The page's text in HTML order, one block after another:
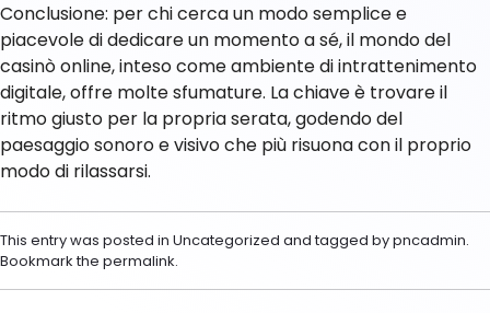
Conclusione: per chi cerca un modo semplice e
piacevole di dedicare un momento a sé, il mondo del
casinò online, inteso come ambiente di intrattenimento
digitale, offre molte sfumature. La chiave è trovare il
ritmo giusto per la propria serata, godendo del
paesaggio sonoro e visivo che più risuona con il proprio
modo di rilassarsi.
This entry was posted in Uncategorized and tagged bypncadmin.
Bookmark the permalink.